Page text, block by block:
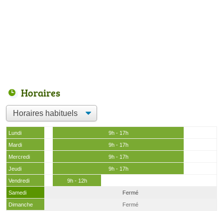
Horaires
Lundi
9h - 17h
Mardi
9h - 17h
Mercredi
9h - 17h
Jeudi
9h - 17h
Vendredi
9h - 12h
Samedi
Fermé
Dimanche
Fermé